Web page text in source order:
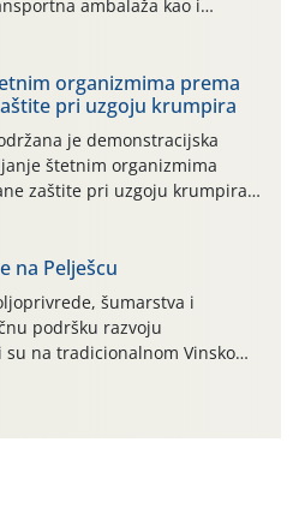
ambalaža kao i
koji nisu sredstva za zaštitu
gnojiva,) se ne
besplatni povrat
ovih tvrtki: AGROCHEM-MAKS,
(PINUS […]
organizmima prema
pri uzgoju krumpira
je demonstracijska
štetnim organizmima
zaštite pri uzgoju krumpira"
kraj naselja Belica (ARKOD
dio Međimurske županije).
na Pelješcu
šumarstva i
podršku razvoju
na tradicionalnom Vinskom
godine u Domu vinarske
poluotoku Pelješcu, u